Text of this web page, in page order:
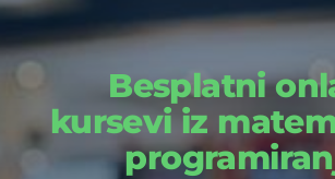
Besplatni
kursevi iz